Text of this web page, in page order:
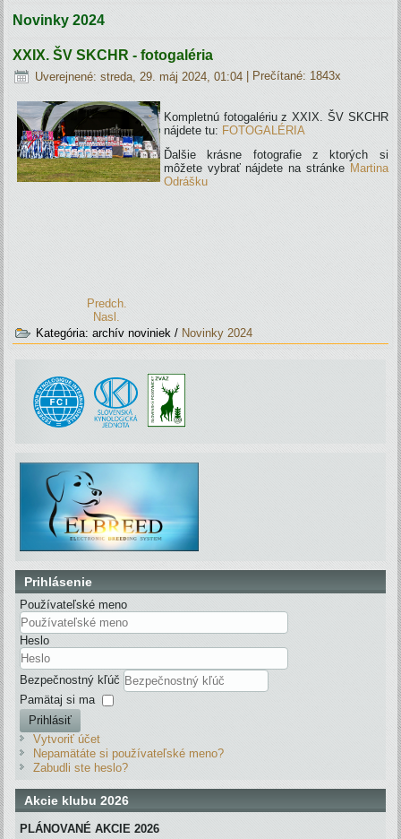
Novinky 2024
XXIX. ŠV SKCHR - fotogaléria
Uverejnené: streda, 29. máj 2024, 01:04 | Prečítané: 1843x
Kompletnú fotogalériu z XXIX. ŠV SKCHR
nájdete tu: FOTOGALÉRIA
Ďalšie krásne fotografie z ktorých si
môžete vybrať nájdete na stránke Martina
Odrášku
Predch.
Nasl.
Kategória:archív noviniek / Novinky 2024
Prihlásenie
Používateľské meno
Heslo
Bezpečnostný kľúč
Pamätaj si ma
Prihlásiť
Vytvoriť účet
Nepamätáte si používateľské meno?
Zabudli ste heslo?
Akcie klubu 2026
PLÁNOVANÉ AKCIE 2026